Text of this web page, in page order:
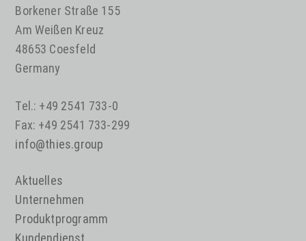
Borkener Straße 155
Am Weißen Kreuz
48653 Coesfeld
Germany
Tel.: +49 2541 733-0
Fax: +49 2541 733-299
info@thies.group
Aktuelles
Unternehmen
Produktprogramm
Kundendienst